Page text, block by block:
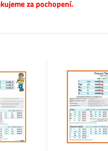
za pochopení.